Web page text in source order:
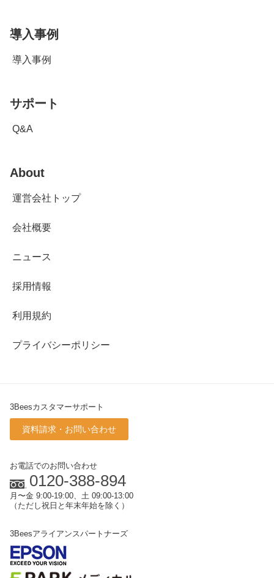
導入事例
導入事例
サポート
Q&A
About
運営会社トップ
会社概要
ニュース
採用情報
利用規約
プライバシーポリシー
3Beesカスタマーサポート
資料請求・お問い合わせ
お電話でのお問い合わせ
0120-388-894
月〜金 9:00-19:00、土 09:00-13:00
（ただし祝日と年末年始を除く）
3Beesアライアンスパートナーズ